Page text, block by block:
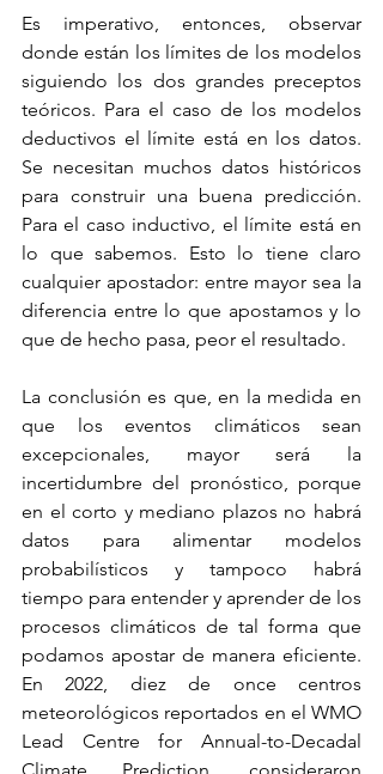
Es imperativo, entonces, observar
donde están los límites de los modelos
siguiendo los dos grandes preceptos
teóricos. Para el caso de los modelos
deductivos el límite está en los datos.
Se necesitan muchos datos históricos
para construir una buena predicción.
Para el caso inductivo, el límite está en
lo que sabemos. Esto lo tiene claro
cualquier apostador: entre mayor sea la
diferencia entre lo que apostamos y lo
que de hecho pasa, peor el resultado.
La conclusión es que, en la medida en
que los eventos climáticos sean
excepcionales, mayor será la
incertidumbre del pronóstico, porque
en el corto y mediano plazos no habrá
datos para alimentar modelos
probabilísticos y tampoco habrá
tiempo para entender y aprender de los
procesos climáticos de tal forma que
podamos apostar de manera eficiente.
En 2022, diez de once centros
meteorológicos reportados en el WMO
Lead Centre for Annual-to-Decadal